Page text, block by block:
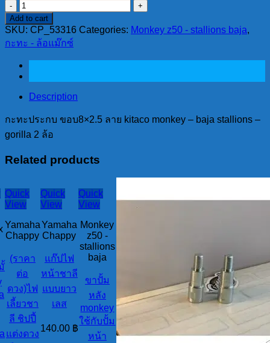
กะ
ทะ
ประกบ
ลาย
kitaco
-
stallions
-
2
Add to cart
SKU: CP_53316 Categories: Monkey z50 - stallions baja,
กะทะ - ล้อแม๊กซ์
Description
กะทะประกบ ขอบ8×2.5 ลาย kitaco monkey – baja stallions –
gorilla 2 ล้อ
Related products
Quick
View
Yamaha
Chappy
(ราคา
ต่อ
ดวง)ไฟ
เลี้ยวชา
ลี ชิปปี้
แต่งดวง
Quick
View
Yamaha
Chappy
แก๊ปไฟ
หน้าชาลี
แบบยาว
เลส
140.00 ฿
Quick
View
Monkey
z50 -
stallions
baja
ขาปั้ม
หลัง
monkey
ใช้กับปั้ม
หน้า